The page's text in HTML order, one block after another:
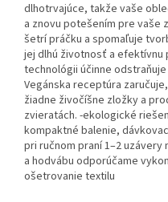
dlhotrvajúce, takže vaše
a znovu potešením pre vaše
šetrí práčku a spomaľuje
jej dlhú životnosť a efektívnu
technológii účinne
Vegánska receptúra
žiadne živočíšne zložky a
zvieratách. -ekologické
kompaktné balenie,
pri ručnom praní 1–2
a hodvábu odporúčame
ošetrovanie textilu